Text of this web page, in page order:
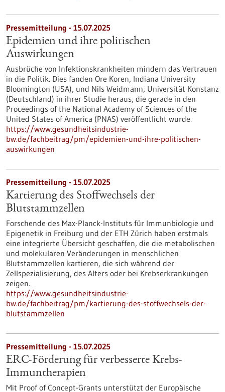
Pressemitteilung - 15.07.2025
Epidemien und ihre politischen
Auswirkungen
Ausbrüche von Infektionskrankheiten mindern das Vertrauen
in die Politik. Dies fanden Ore Koren, Indiana University
Bloomington (USA), und Nils Weidmann, Universität Konstanz
(Deutschland) in ihrer Studie heraus, die gerade in den
Proceedings of the National Academy of Sciences of the
United States of America (PNAS) veröffentlicht wurde.
https://www.gesundheitsindustrie-
bw.de/fachbeitrag/pm/epidemien-und-ihre-politischen-
auswirkungen
Pressemitteilung - 15.07.2025
Kartierung des Stoffwechsels der
Blutstammzellen
Forschende des Max-Planck-Instituts für Immunbiologie und
Epigenetik in Freiburg und der ETH Zürich haben erstmals
eine integrierte Übersicht geschaffen, die die metabolischen
und molekularen Veränderungen in menschlichen
Blutstammzellen kartieren, die sich während der
Zellspezialisierung, des Alters oder bei Krebserkrankungen
zeigen.
https://www.gesundheitsindustrie-
bw.de/fachbeitrag/pm/kartierung-des-stoffwechsels-der-
blutstammzellen
Pressemitteilung - 15.07.2025
ERC-Förderung für verbesserte Krebs-
Immuntherapien
Mit Proof of Concept-Grants unterstützt der Europäische